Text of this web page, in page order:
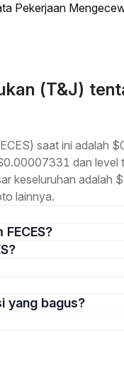
Pekerjaan
(T&J)
saat ini adalah
dan
keseluruhan adalah
lainnya.
FECES?
yang bagus?